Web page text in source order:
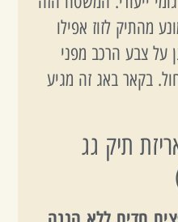
מהתיק לזוז אפילו
על צבע הרכב מפני
בקאר באג זה מגיע
תיק גג